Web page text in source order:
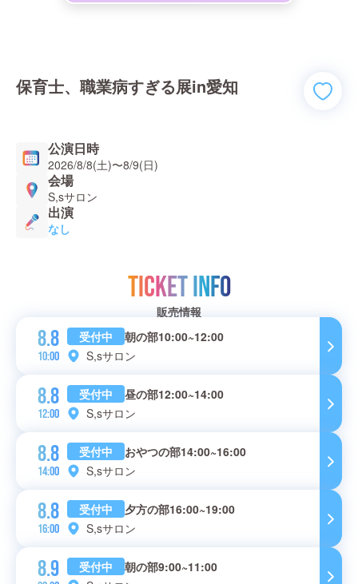
保育士、職業病すぎる展in愛知
公演日時
2026/8/8(土)〜8/9(日)
会場
S,sサロン
出演
なし
TICKET INFO
販売情報
8.8
10:00
受付中
朝の部10:00~12:00
S,sサロン
8.8
12:00
受付中
昼の部12:00~14:00
S,sサロン
8.8
14:00
受付中
おやつの部14:00~16:00
S,sサロン
8.8
16:00
受付中
夕方の部16:00~19:00
S,sサロン
8.9 受付中
朝の部9:00~11:00